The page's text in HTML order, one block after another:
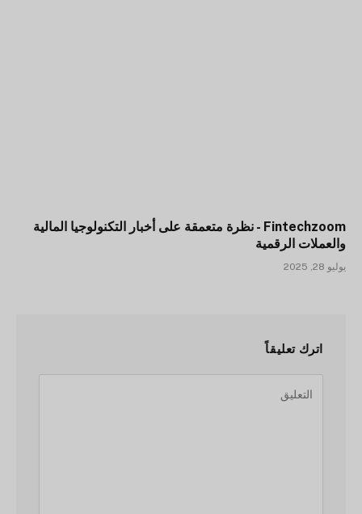
Fintechzoom - نظرة متعمقة على أخبار التكنولوجيا المالية
والعملات الرقمية
يوليو 28, 2025
اترك تعليقاً